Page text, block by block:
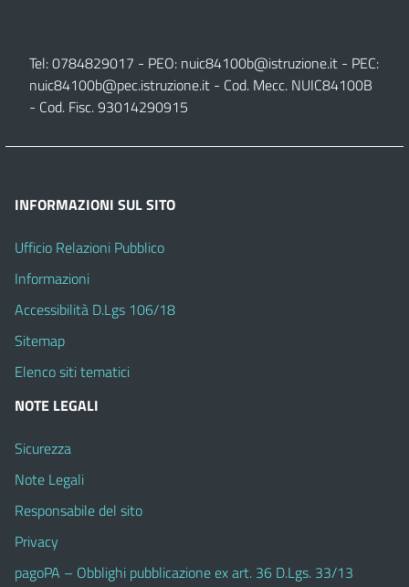
Tel: 0784829017 - PEO: nuic84100b@istruzione.it - PEC:
nuic84100b@pec.istruzione.it - Cod. Mecc. NUIC84100B
- Cod. Fisc. 93014290915
INFORMAZIONI SUL SITO
Ufficio Relazioni Pubblico
Informazioni
Accessibilità D.Lgs 106/18
Sitemap
Elenco siti tematici
NOTE LEGALI
Sicurezza
Note Legali
Responsabile del sito
Privacy
pagoPA – Obblighi pubblicazione ex art. 36 D.Lgs. 33/13